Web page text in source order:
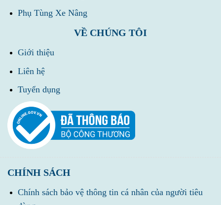
Phụ Tùng Xe Nâng
VỀ CHÚNG TÔI
Giới thiệu
Liên hệ
Tuyển dụng
CHÍNH SÁCH
Chính sách bảo vệ thông tin cá nhân của người tiêu